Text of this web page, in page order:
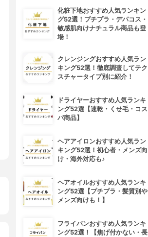
化粧下地おすすめ人気ランキン
グ52選！プチプラ・デパコス・
敏感肌向けナチュラル商品も登
場！
クレンジングおすすめ人気ラン
キング52選！徹底調査してテク
スチャータイプ別に紹介！
ドライヤーおすすめ人気ランキ
ング52選【速乾・くせ毛・コス
パ商品】
ヘアアイロンおすすめ人気ラン
キング52選！初心者・メンズ向
け・海外対応も♪
ヘアオイルおすすめ人気ランキ
ング52選【プチプラ・髪質別や
メンズ向けも！】
フライパンおすすめ人気ランキ
ング52選！【焦げ付かない・長